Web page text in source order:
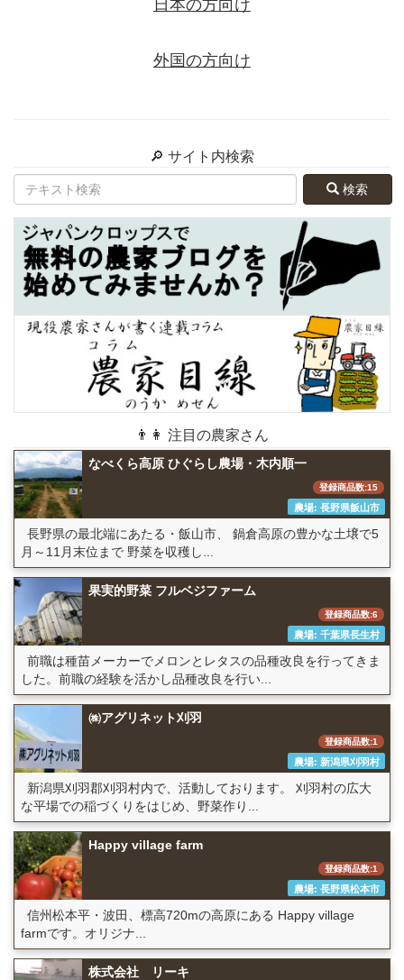
日本の方向け
外国の方向け
🔎 サイト内検索
検索
👨👩 注目の農家さん
なべくら高原 ひぐらし農場・木内順一
登録商品数:15
農場: 長野県飯山市
長野県の最北端にあたる・飯山市、 鍋倉高原の豊かな土壌で5
月～11月末位まで 野菜を収穫し...
果実的野菜 フルベジファーム
登録商品数:6
農場: 千葉県長生村
前職は種苗メーカーでメロンとレタスの品種改良を行ってきま
した。前職の経験を活かし品種改良を行い...
㈱アグリネット刈羽
登録商品数:1
農場: 新潟県刈羽村
新潟県刈羽郡刈羽村内で、活動しております。 刈羽村の広大
な平場での稲づくりをはじめ、野菜作り...
Happy village farm
登録商品数:1
農場: 長野県松本市
信州松本平・波田、標高720mの高原にある Happy village
farmです。オリジナ...
株式会社 リーキ